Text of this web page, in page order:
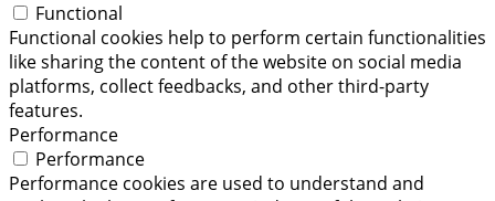
Functional
Functional cookies help to perform certain functionalities
like sharing the content of the website on social media
platforms, collect feedbacks, and other third-party
features.
Performance
Performance
Performance cookies are used to understand and